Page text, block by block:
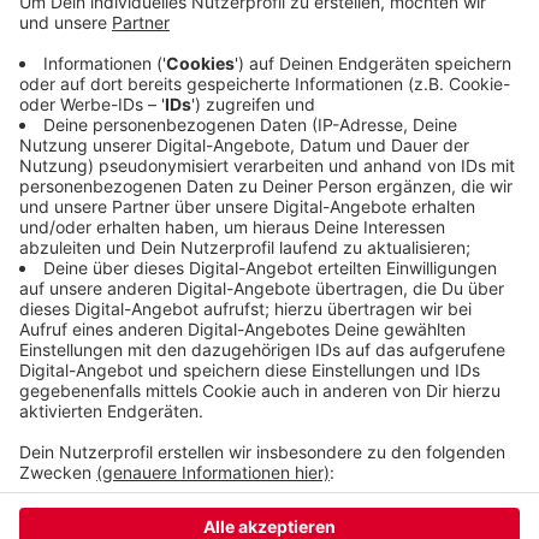
Innenstadt Richtung Gathe. Dort wurden
Pyrotechnik und Feuerwerk gezündet. Ansonsten
habe es keine Zwischenfälle gegeben, sagt die
Polizei. Im Zuge der Pläne für eine neue Ditib-
Moschee könnte das AZ abgerissen werden.
Dagegen gibt es seit Jahren Proteste.
Veröffentlicht:Samstag, 06.09.2025 08:09
Anzeige
Anzeige